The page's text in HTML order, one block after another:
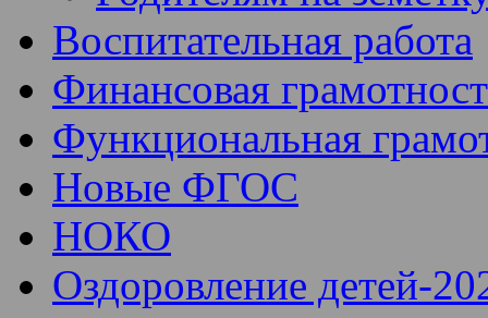
Воспитательная работа
Финансовая
Функциональная
Новые ФГОС
НОКО
Оздоровление детей-